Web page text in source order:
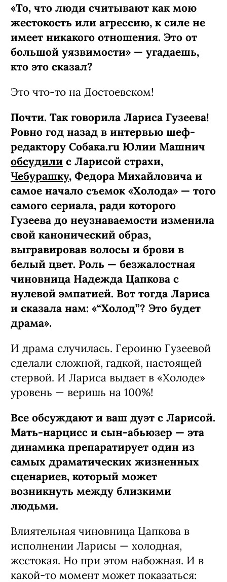
«То, что люди считывают как мою
жестокость или агрессию, к силе не
имеет никакого отношения. Это от
большой уязвимости» — угадаешь,
кто это сказал?
Это что-то на Достоевском!
Почти. Так говорила Лариса Гузеева!
Ровно год назад в интервью шеф-
редактору Собака.ru Юлии Машнич
обсудили с Ларисой страхи,
Чебурашку, Федора Михайловича и
самое начало съемок «Холода» — того
самого сериала, ради которого
Гузеева до неузнаваемости изменила
свой канонический образ,
выгравировав волосы и брови в
белый цвет. Роль — безжалостная
чиновница Надежда Цапкова с
нулевой эмпатией. Вот тогда Лариса
и сказала нам: «“Холод”? Это будет
драма».
И драма случилась. Героиню Гузеевой
сделали сложной, гадкой, настоящей
стервой. И Лариса выдает в «Холоде»
уровень — веришь на 100%!
Все обсуждают и ваш дуэт с Ларисой.
Мать-нарцисс и сын-абьюзер — эта
динамика препаратирует один из
самых драматических жизненных
сценариев, который может
возникнуть между близкими
людьми.
Влиятельная чиновница Цапкова в
исполнении Ларисы — холодная,
жестокая. Но при этом набожная. И в
какой-то момент может показаться: